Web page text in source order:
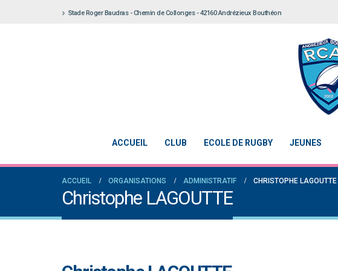
Stade Roger Baudras - Chemin de Collonges - 42160 Andrézieux Bouthéon
ACCUEIL CLUB ECOLE DE RUGBY JEUNES
ACCUEIL ORGANISATIONS ADMINISTRATIF CHRISTOPHE LAGOUTTE
Christophe LAGOUTTE